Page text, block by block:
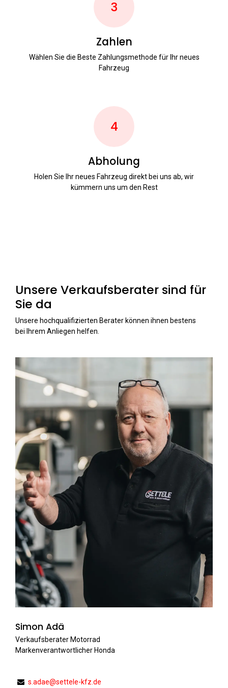
3
Zahlen
Wählen Sie die Beste Zahlungsmethode für Ihr neues
Fahrzeug
4
Abholung
Holen Sie Ihr neues Fahrzeug direkt bei uns ab, wir
kümmern uns um den Rest
Unsere Verkaufsberater sind für
Sie da
Unsere hochqualifizierten Berater können ihnen bestens
bei Ihrem Anliegen helfen.
Simon Adä
Verkaufsberater Motorrad
Markenverantwortlicher Honda
s.adae@settele-kfz.de